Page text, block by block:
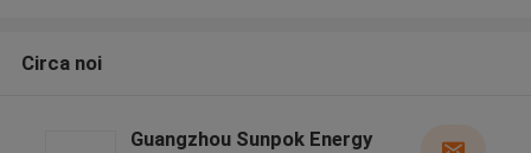
Circa noi
Guangzhou Sunpok Energy